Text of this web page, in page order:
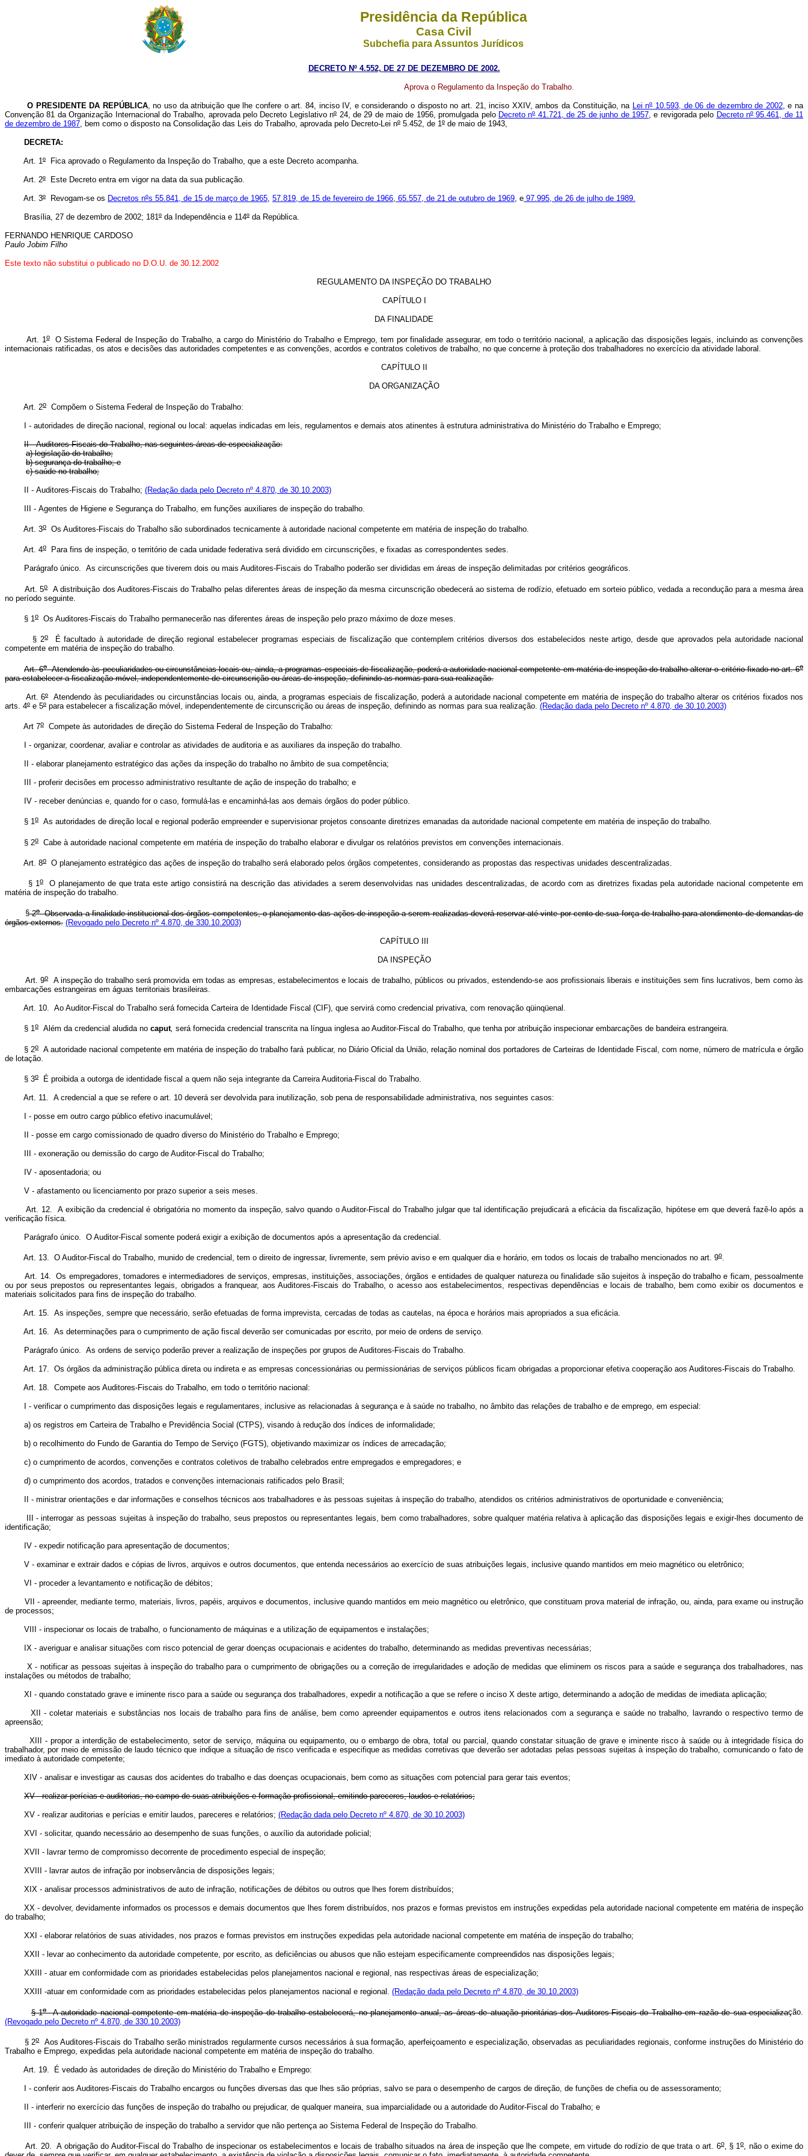
Presidência da República
Casa Civil
Subchefia para Assuntos Jurídicos
DECRETO Nº 4.552, DE 27 DE DEZEMBRO DE 2002.
Aprova o Regulamento da Inspeção do Trabalho.
O PRESIDENTE DA REPÚBLICA, no uso da atribuição que lhe confere o art. 84, inciso IV, e considerando o disposto no art. 21, inciso XXIV, ambos da Constituição, na Lei nº10.593, de 06 de dezembro de 2002, e na
Convenção 81 da Organização Internacional do Trabalho, aprovada pelo Decreto Legislativo nº24, de 29 de maio de 1956, promulgada pelo Decreto nº41.721, de 25 de junho de 1957, e revigorada pelo Decreto nº95.461, de 11
de dezembro de 1987, bem como o disposto na Consolidação das Leis do Trabalho, aprovada pelo Decreto-Lei nº 5.452, de 1º de maio de 1943,
DECRETA:
Art. 1º Fica aprovado o Regulamento da Inspeção do Trabalho, que a este Decreto acompanha.
Art. 2º Este Decreto entra em vigor na data da sua publicação.
Art. 3º Revogam-se os Decretos nºs 55.841, de 15 de março de 1965, 57.819, de 15 de fevereiro de 1966, 65.557, de 21 de outubro de 1969, e 97.995, de 26 de julho de 1989.
Brasília, 27 de dezembro de 2002; 181º da Independência e 114º da República.
FERNANDO HENRIQUE CARDOSO
Paulo Jobim Filho
Este texto não substitui o publicado no D.O.U. de 30.12.2002
REGULAMENTO DA INSPEÇÃO DO TRABALHO
CAPÍTULO I
DA FINALIDADE
Art. 1oO Sistema Federal de Inspeção do Trabalho, a cargo do Ministério do Trabalho e Emprego, tem por finalidade assegurar, em todo o território nacional, a aplicação das disposições legais, incluindo as convenções
internacionais ratificadas, os atos e decisões das autoridades competentes e as convenções, acordos e contratos coletivos de trabalho, no que concerne à proteção dos trabalhadores no exercício da atividade laboral.
CAPÍTULO II
DA ORGANIZAÇÃO
Art. 2o Compõem o Sistema Federal de Inspeção do Trabalho:
I - autoridades de direção nacional, regional ou local: aquelas indicadas em leis, regulamentos e demais atos atinentes à estrutura administrativa do Ministério do Trabalho e Emprego;
II - Auditores-Fiscais do Trabalho, nas seguintes áreas de especialização:
a) legislação do trabalho;
b) segurança do trabalho; e
c) saúde no trabalho;
II - Auditores-Fiscais do Trabalho; (Redação dada pelo Decreto nº 4.870, de 30.10.2003)
III - Agentes de Higiene e Segurança do Trabalho, em funções auxiliares de inspeção do trabalho.
Art. 3o Os Auditores-Fiscais do Trabalho são subordinados tecnicamente à autoridade nacional competente em matéria de inspeção do trabalho.
Art. 4o Para fins de inspeção, o território de cada unidade federativa será dividido em circunscrições, e fixadas as correspondentes sedes.
Parágrafo único. As circunscrições que tiverem dois ou mais Auditores-Fiscais do Trabalho poderão ser divididas em áreas de inspeção delimitadas por critérios geográficos.
Art. 5oA distribuição dos Auditores-Fiscais do Trabalho pelas diferentes áreas de inspeção da mesma circunscrição obedecerá ao sistema de rodízio, efetuado em sorteio público, vedada a recondução para a mesma área
no período seguinte.
§ 1 o Os Auditores-Fiscais do Trabalho permanecerão nas diferentes áreas de inspeção pelo prazo máximo de doze meses.
§ 2o
É facultado à autoridade de direção regional estabelecer programas especiais de fiscalização que contemplem critérios diversos dos estabelecidos neste artigo, desde que aprovados pela autoridade nacional
competente em matéria de inspeção do trabalho.
Art. 6oAtendendo às peculiaridades ou circunstâncias locais ou, ainda, a programas especiais de fiscalização, poderá a autoridade nacional competente em matéria de inspeção do trabalho alterar o critério fixado no art. 6o
para estabelecer a fiscalização móvel, independentemente de circunscrição ou áreas de inspeção, definindo as normas para sua realização.
Art. 6ºAtendendo às peculiaridades ou circunstâncias locais ou, ainda, a programas especiais de fiscalização, poderá a autoridade nacional competente em matéria de inspeção do trabalho alterar os critérios fixados nos
arts. 4º e 5º para estabelecer a fiscalização móvel, independentemente de circunscrição ou áreas de inspeção, definindo as normas para sua realização. (Redação dada pelo Decreto nº 4.870, de 30.10.2003)
Art 7o Compete às autoridades de direção do Sistema Federal de Inspeção do Trabalho:
I - organizar, coordenar, avaliar e controlar as atividades de auditoria e as auxiliares da inspeção do trabalho.
II - elaborar planejamento estratégico das ações da inspeção do trabalho no âmbito de sua competência;
III - proferir decisões em processo administrativo resultante de ação de inspeção do trabalho; e
IV - receber denúncias e, quando for o caso, formulá-las e encaminhá-las aos demais órgãos do poder público.
§ 1o As autoridades de direção local e regional poderão empreender e supervisionar projetos consoante diretrizes emanadas da autoridade nacional competente em matéria de inspeção do trabalho.
§ 2o Cabe à autoridade nacional competente em matéria de inspeção do trabalho elaborar e divulgar os relatórios previstos em convenções internacionais.
Art. 8o O planejamento estratégico das ações de inspeção do trabalho será elaborado pelos órgãos competentes, considerando as propostas das respectivas unidades descentralizadas.
§ 1o
O planejamento de que trata este artigo consistirá na descrição das atividades a serem desenvolvidas nas unidades descentralizadas, de acordo com as diretrizes fixadas pela autoridade nacional competente em
matéria de inspeção do trabalho.
§2oObservada a finalidade institucional dos órgãos competentes, o planejamento das ações de inspeção a serem realizadas deverá reservar até vinte por cento de sua força de trabalho para atendimento de demandas de
órgãos externos. (Revogado pelo Decreto nº 4.870, de 330.10.2003)
CAPÍTULO III
DA INSPEÇÃO
Art. 9oA inspeção do trabalho será promovida em todas as empresas, estabelecimentos e locais de trabalho, públicos ou privados, estendendo-se aos profissionais liberais e instituições sem fins lucrativos, bem como às
embarcações estrangeiras em águas territoriais brasileiras.
Art. 10. Ao Auditor-Fiscal do Trabalho será fornecida Carteira de Identidade Fiscal (CIF), que servirá como credencial privativa, com renovação qüinqüenal.
§ 1o Além da credencial aludida no caput, será fornecida credencial transcrita na língua inglesa ao Auditor-Fiscal do Trabalho, que tenha por atribuição inspecionar embarcações de bandeira estrangeira.
§ 2oA autoridade nacional competente em matéria de inspeção do trabalho fará publicar, no Diário Oficial da União, relação nominal dos portadores de Carteiras de Identidade Fiscal, com nome, número de matrícula e órgão
de lotação.
§ 3o É proibida a outorga de identidade fiscal a quem não seja integrante da Carreira Auditoria-Fiscal do Trabalho.
Art. 11. A credencial a que se refere o art. 10 deverá ser devolvida para inutilização, sob pena de responsabilidade administrativa, nos seguintes casos:
I - posse em outro cargo público efetivo inacumulável;
II - posse em cargo comissionado de quadro diverso do Ministério do Trabalho e Emprego;
III - exoneração ou demissão do cargo de Auditor-Fiscal do Trabalho;
IV - aposentadoria; ou
V - afastamento ou licenciamento por prazo superior a seis meses.
Art. 12. A exibição da credencial é obrigatória no momento da inspeção, salvo quando o Auditor-Fiscal do Trabalho julgar que tal identificação prejudicará a eficácia da fiscalização, hipótese em que deverá fazê-lo após a
verificação física.
Parágrafo único. O Auditor-Fiscal somente poderá exigir a exibição de documentos após a apresentação da credencial.
Art. 13. O Auditor-Fiscal do Trabalho, munido de credencial, tem o direito de ingressar, livremente, sem prévio aviso e em qualquer dia e horário, em todos os locais de trabalho mencionados no art. 9o.
Art. 14. Os empregadores, tomadores e intermediadores de serviços, empresas, instituições, associações, órgãos e entidades de qualquer natureza ou finalidade são sujeitos à inspeção do trabalho e ficam, pessoalmente
ou por seus prepostos ou representantes legais, obrigados a franquear, aos Auditores-Fiscais do Trabalho, o acesso aos estabelecimentos, respectivas dependências e locais de trabalho, bem como exibir os documentos e
materiais solicitados para fins de inspeção do trabalho.
Art. 15. As inspeções, sempre que necessário, serão efetuadas de forma imprevista, cercadas de todas as cautelas, na época e horários mais apropriados a sua eficácia.
Art. 16. As determinações para o cumprimento de ação fiscal deverão ser comunicadas por escrito, por meio de ordens de serviço.
Parágrafo único. As ordens de serviço poderão prever a realização de inspeções por grupos de Auditores-Fiscais do Trabalho.
Art. 17. Os órgãos da administração pública direta ou indireta e as empresas concessionárias ou permissionárias de serviços públicos ficam obrigadas a proporcionar efetiva cooperação aos Auditores-Fiscais do Trabalho.
Art. 18. Compete aos Auditores-Fiscais do Trabalho, em todo o território nacional:
I - verificar o cumprimento das disposições legais e regulamentares, inclusive as relacionadas à segurança e à saúde no trabalho, no âmbito das relações de trabalho e de emprego, em especial:
a) os registros em Carteira de Trabalho e Previdência Social (CTPS), visando à redução dos índices de informalidade;
b) o recolhimento do Fundo de Garantia do Tempo de Serviço (FGTS), objetivando maximizar os índices de arrecadação;
c) o cumprimento de acordos, convenções e contratos coletivos de trabalho celebrados entre empregados e empregadores; e
d) o cumprimento dos acordos, tratados e convenções internacionais ratificados pelo Brasil;
II - ministrar orientações e dar informações e conselhos técnicos aos trabalhadores e às pessoas sujeitas à inspeção do trabalho, atendidos os critérios administrativos de oportunidade e conveniência;
III - interrogar as pessoas sujeitas à inspeção do trabalho, seus prepostos ou representantes legais, bem como trabalhadores, sobre qualquer matéria relativa à aplicação das disposições legais e exigir-lhes documento de
identificação;
IV - expedir notificação para apresentação de documentos;
V - examinar e extrair dados e cópias de livros, arquivos e outros documentos, que entenda necessários ao exercício de suas atribuições legais, inclusive quando mantidos em meio magnético ou eletrônico;
VI - proceder a levantamento e notificação de débitos;
VII - apreender, mediante termo, materiais, livros, papéis, arquivos e documentos, inclusive quando mantidos em meio magnético ou eletrônico, que constituam prova material de infração, ou, ainda, para exame ou instrução
de processos;
VIII - inspecionar os locais de trabalho, o funcionamento de máquinas e a utilização de equipamentos e instalações;
IX - averiguar e analisar situações com risco potencial de gerar doenças ocupacionais e acidentes do trabalho, determinando as medidas preventivas necessárias;
X - notificar as pessoas sujeitas à inspeção do trabalho para o cumprimento de obrigações ou a correção de irregularidades e adoção de medidas que eliminem os riscos para a saúde e segurança dos trabalhadores, nas
instalações ou métodos de trabalho;
XI - quando constatado grave e iminente risco para a saúde ou segurança dos trabalhadores, expedir a notificação a que se refere o inciso X deste artigo, determinando a adoção de medidas de imediata aplicação;
XII - coletar materiais e substâncias nos locais de trabalho para fins de análise, bem como apreender equipamentos e outros itens relacionados com a segurança e saúde no trabalho, lavrando o respectivo termo de
apreensão;
XIII - propor a interdição de estabelecimento, setor de serviço, máquina ou equipamento, ou o embargo de obra, total ou parcial, quando constatar situação de grave e iminente risco à saúde ou à integridade física do
trabalhador, por meio de emissão de laudo técnico que indique a situação de risco verificada e especifique as medidas corretivas que deverão ser adotadas pelas pessoas sujeitas à inspeção do trabalho, comunicando o fato de
imediato à autoridade competente;
XIV - analisar e investigar as causas dos acidentes do trabalho e das doenças ocupacionais, bem como as situações com potencial para gerar tais eventos;
XV - realizar perícias e auditorias, no campo de suas atribuições e formação profissional, emitindo pareceres, laudos e relatórios;
XV - realizar auditorias e perícias e emitir laudos, pareceres e relatórios; (Redação dada pelo Decreto nº 4.870, de 30.10.2003)
XVI - solicitar, quando necessário ao desempenho de suas funções, o auxílio da autoridade policial;
XVII - lavrar termo de compromisso decorrente de procedimento especial de inspeção;
XVIII - lavrar autos de infração por inobservância de disposições legais;
XIX - analisar processos administrativos de auto de infração, notificações de débitos ou outros que lhes forem distribuídos;
XX - devolver, devidamente informados os processos e demais documentos que lhes forem distribuídos, nos prazos e formas previstos em instruções expedidas pela autoridade nacional competente em matéria de inspeção
do trabalho;
XXI - elaborar relatórios de suas atividades, nos prazos e formas previstos em instruções expedidas pela autoridade nacional competente em matéria de inspeção do trabalho;
XXII - levar ao conhecimento da autoridade competente, por escrito, as deficiências ou abusos que não estejam especificamente compreendidos nas disposições legais;
XXIII - atuar em conformidade com as prioridades estabelecidas pelos planejamentos nacional e regional, nas respectivas áreas de especialização;
XXIII -atuar em conformidade com as prioridades estabelecidas pelos planejamentos nacional e regional. (Redação dada pelo Decreto nº 4.870, de 30.10.2003)
§ 1oA autoridade nacional competente em matéria de inspeção do trabalho estabelecerá, no planejamento anual, as áreas de atuação prioritárias dos Auditores-Fiscais do Trabalho em razão de sua especialização.
(Revogado pelo Decreto nº 4.870, de 330.10.2003)
§ 2oAos Auditores-Fiscais do Trabalho serão ministrados regularmente cursos necessários à sua formação, aperfeiçoamento e especialização, observadas as peculiaridades regionais, conforme instruções do Ministério do
Trabalho e Emprego, expedidas pela autoridade nacional competente em matéria de inspeção do trabalho.
Art. 19. É vedado às autoridades de direção do Ministério do Trabalho e Emprego:
I - conferir aos Auditores-Fiscais do Trabalho encargos ou funções diversas das que lhes são próprias, salvo se para o desempenho de cargos de direção, de funções de chefia ou de assessoramento;
II - interferir no exercício das funções de inspeção do trabalho ou prejudicar, de qualquer maneira, sua imparcialidade ou a autoridade do Auditor-Fiscal do Trabalho; e
III - conferir qualquer atribuição de inspeção do trabalho a servidor que não pertença ao Sistema Federal de Inspeção do Trabalho.
Art. 20. A obrigação do Auditor-Fiscal do Trabalho de inspecionar os estabelecimentos e locais de trabalho situados na área de inspeção que lhe compete, em virtude do rodízio de que trata o art. 6o, § 1o, não o exime do